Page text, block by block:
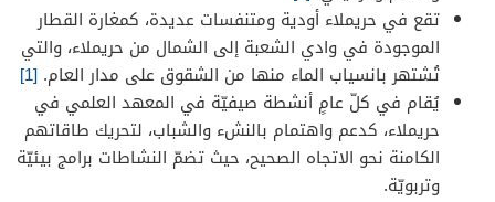
تقع في حريملاء أودية ومتنفسات عديدة، كمغارة القطار
الموجودة في وادي الشعبة إلى الشمال من حريملاء، والتي
تُشتهر بانسياب الماء منها من الشقوق على مدار العام. [1]
يُقام في كلّ عامٍ أنشطة صيفيّة في المعهد العلمي في
حريملاء، كدعم واهتمام بالنشء والشباب، لتحريك طاقاتهم
الكامنة نحو الاتجاه الصحيح، حيث تضمّ النشاطات برامج بيئيّة
وتربويّة.